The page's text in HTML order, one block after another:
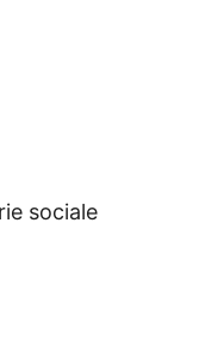
sociale